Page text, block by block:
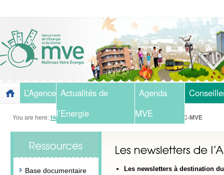
L’Agence Actualités de
l’Energie
Agenda
MVE
You are here: Home»Ressources Les newsletters de l’ALEC-MVE
Base documentaire
Les newsletters à destination